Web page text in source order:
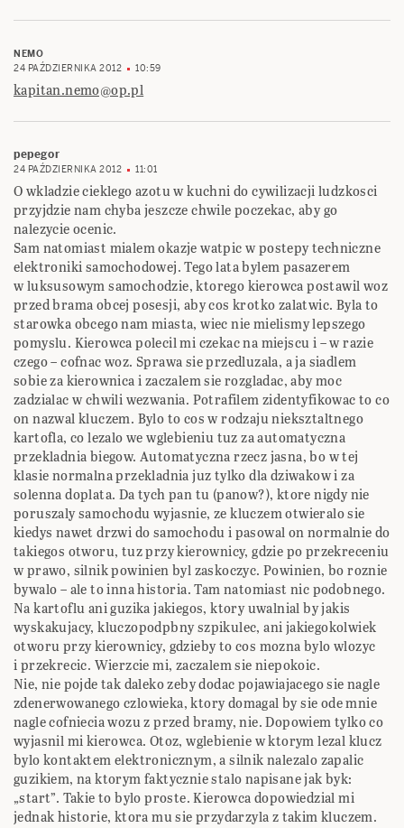
NEMO
24 PAŹDZIERNIKA 2012
10:59
kapitan.nemo@op.pl
pepegor
24 PAŹDZIERNIKA 2012 11:01
O wkladzie cieklego azotu w kuchni do cywilizacji ludzkosci
przyjdzie nam chyba jeszcze chwile poczekac, aby go
nalezycie ocenic.
Sam natomiast mialem okazje watpic w postepy techniczne
elektroniki samochodowej. Tego lata bylem pasazerem
w luksusowym samochodzie, ktorego kierowca postawil woz
przed brama obcej posesji, aby cos krotko zalatwic. Byla to
starowka obcego nam miasta, wiec nie mielismy lepszego
pomyslu. Kierowca polecil mi czekac na miejscu i – w razie
czego – cofnac woz. Sprawa sie przedluzala, a ja siadlem
sobie za kierownica i zaczalem sie rozgladac, aby moc
zadzialac w chwili wezwania. Potrafilem zidentyfikowac to co
on nazwal kluczem. Bylo to cos w rodzaju nieksztaltnego
kartofla, co lezalo we wglebieniu tuz za automatyczna
przekladnia biegow. Automatyczna rzecz jasna, bo w tej
klasie normalna przekladnia juz tylko dla dziwakow i za
solenna doplata. Da tych pan tu (panow?), ktore nigdy nie
poruszaly samochodu wyjasnie, ze kluczem otwieralo sie
kiedys nawet drzwi do samochodu i pasowal on normalnie do
takiegos otworu, tuz przy kierownicy, gdzie po przekreceniu
w prawo, silnik powinien byl zaskoczyc. Powinien, bo roznie
bywalo – ale to inna historia. Tam natomiast nic podobnego.
Na kartoflu ani guzika jakiegos, ktory uwalnial by jakis
wyskakujacy, kluczopodpbny szpikulec, ani jakiegokolwiek
otworu przy kierownicy, gdzieby to cos mozna bylo wlozyc
i przekrecic. Wierzcie mi, zaczalem sie niepokoic.
Nie, nie pojde tak daleko zeby dodac pojawiajacego sie nagle
zdenerwowanego czlowieka, ktory domagal by sie ode mnie
nagle cofniecia wozu z przed bramy, nie. Dopowiem tylko co
wyjasnil mi kierowca. Otoz, wglebienie w ktorym lezal klucz
bylo kontaktem elektronicznym, a silnik nalezalo zapalic
guzikiem, na ktorym faktycznie stalo napisane jak byk:
„start”. Takie to bylo proste. Kierowca dopowiedzial mi
jednak historie, ktora mu sie przydarzyla z takim kluczem.